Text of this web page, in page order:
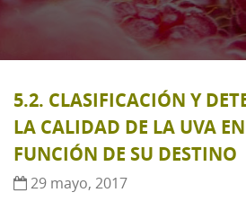
5.2. CLASIFICACIÓN Y
LA CALIDAD DE LA UVA
FUNCIÓN DE SU DESTINO
29 mayo, 2017